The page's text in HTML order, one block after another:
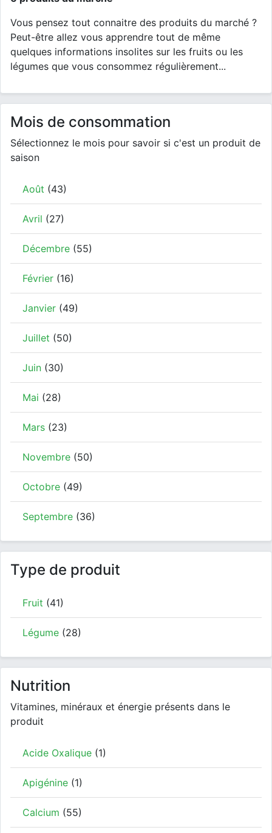
Vous pensez tout connaitre des produits du marché ?
Peut-être allez vous apprendre tout de même
quelques informations insolites sur les fruits ou les
légumes que vous consommez régulièrement...
Mois de consommation
Sélectionnez le mois pour savoir si c'est un produit de
saison
Août (43)
Avril (27)
Décembre (55)
Février (16)
Janvier (49)
Juillet (50)
Juin (30)
Mai (28)
Mars (23)
Novembre (50)
Octobre (49)
Septembre (36)
Type de produit
Fruit (41)
Légume (28)
Nutrition
Vitamines, minéraux et énergie présents dans le
produit
Acide Oxalique (1)
Apigénine (1)
Calcium (55)